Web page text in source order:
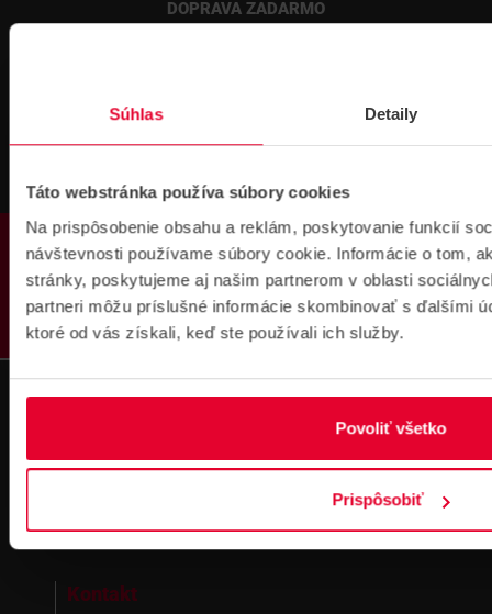
Súhlas Detaily
Táto webstránka používa súbory cookies
Na prispôsobenie obsahu a reklám, poskytovanie funkcií
návštevnosti používame súbory cookie. Informácie o tom,
stránky, poskytujeme aj našim partnerom v oblasti
partneri môžu príslušné informácie skombinovať s ďalšími
ktoré od vás získali, keď ste používali ich služby.
Povoliť všetko
Prispôsobiť
PRODUKTY
DOPRAVA ZADARMO
Prihlásenie
na školenie
IČ DPH: SK2021919658
IBAN : SK51 1100 0000 0029 4205 9929
odd.: Sa, vl. č.: 7597/B
Kontakt